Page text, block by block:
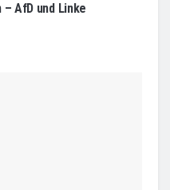
AfD und Linke